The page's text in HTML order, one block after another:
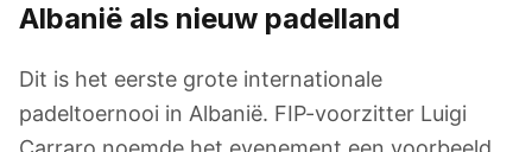
Albanië als nieuw padelland
Dit is het eerste grote internationale
padeltoernooi in Albanië. FIP-voorzitter Luigi